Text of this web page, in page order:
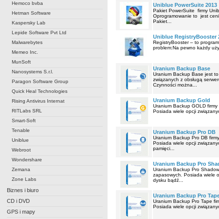
Hemoco bvba
Hetman Software
Kaspersky Lab
Lepide Software Pvt Ltd
Malwarebytes
Memeo Inc.
MunSoft
Nanosystems S.r.l.
Paragon Software Group
Quick Heal Technologies
Rising Antivirus Internat
RITLabs SRL
Smart-Soft
Tenable
Uniblue
Webroot
Wondershare
Zemana
Zone Labs
Biznes i biuro
CD i DVD
GPS i mapy
Uniblue PowerSuite 2013
Pakiet PowerSuite firmy
Oprogramowanie to jest
Pakiet...
Uniblue RegistryBooster
RegistryBooster – to
problem:Na pewno każdy
Uranium Backup Base
Uranium Backup Base jest
związanych z obsługą
Czynności można...
Uranium Backup Gold
Uranium Backup GOLD
Posiada wiele opcji
Uranium Backup Pro DB
Uranium Backup Pro DB
Posiada wiele opcji
pamięci...
Uranium Backup Pro
Uranium Backup Pro
zapasowych. Posiada wiele
dysku bądź...
Uranium Backup Pro
Uranium Backup Pro Tape
Posiada wiele opcji